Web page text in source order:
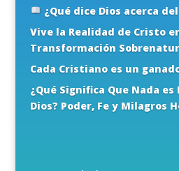
¿Qué dice Dios acerca
Vive la Realidad de Cristo
Transformación
Cada Cristiano es un
¿Qué Significa Que Nada
Dios? Poder, Fe y Milagros